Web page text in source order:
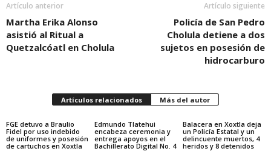
Artículo anterior
Martha Erika Alonso
asistió al Ritual a
Quetzalcóatl en Cholula
Artículo siguiente
Policía de San Pedro
Cholula detiene a dos
sujetos en posesión de
hidrocarburo
Artículos relacionados Más del autor
FGE detuvo a Braulio
Fidel por uso indebido
de uniformes y posesión
de cartuchos en Xoxtla
Edmundo Tlatehui
encabeza ceremonia y
entrega apoyos en el
Bachillerato Digital No. 4
Balacera en Xoxtla deja
un Policía Estatal y un
delincuente muertos, 4
heridos y 8 detenidos